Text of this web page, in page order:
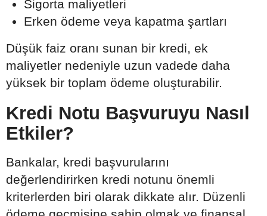
Sigorta maliyetleri
Erken ödeme veya kapatma şartları
Düşük faiz oranı sunan bir kredi, ek
maliyetler nedeniyle uzun vadede daha
yüksek bir toplam ödeme oluşturabilir.
Kredi Notu Başvuruyu Nasıl
Etkiler?
Bankalar, kredi başvurularını
değerlendirirken kredi notunu önemli
kriterlerden biri olarak dikkate alır. Düzenli